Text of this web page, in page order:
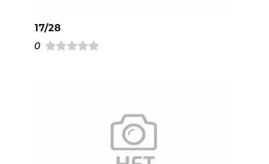
17/28
0